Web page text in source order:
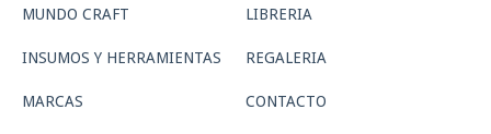
MUNDO CRAFT LIBRERIA
INSUMOS Y HERRAMIENTAS REGALERIA
MARCAS CONTACTO